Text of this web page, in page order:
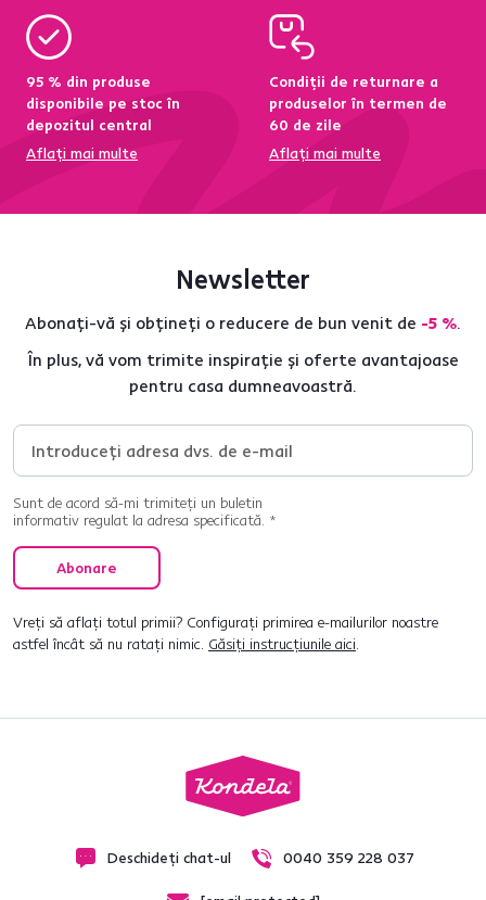
95 % din produse
disponibile pe stoc în
depozitul central
Aflați mai multe
Condiții de returnare a
produselor în termen de
60 de zile
Aflați mai multe
Newsletter
Abonați-vă și obțineți o reducere de bun venit de -5 %.
În plus, vă vom trimite inspirație și oferte avantajoase
pentru casa dumneavoastră.
Sunt de acord să-mi trimiteți un buletin
informativ regulat la adresa specificată. *
Abonare
Vreți să aflați totul primii? Configurați primirea e-mailurilor noastre
astfel încât să nu ratați nimic. Găsiți instrucțiunile aici.
Deschideți chat-ul 0040 359 228 037